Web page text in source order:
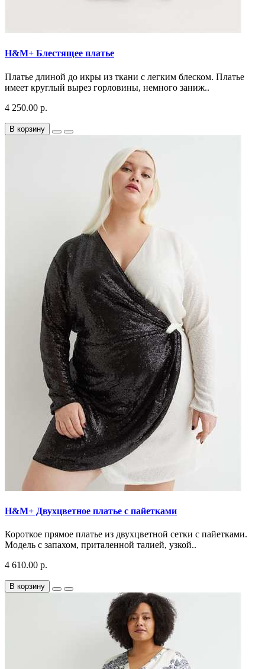
H&M+ Блестящее платье
Платье длиной до икры из ткани с легким блеском. Платье
имеет круглый вырез горловины, немного заниж..
4 250.00 р.
В корзину
H&M+ Двухцветное платье с пайетками
Короткое прямое платье из двухцветной сетки с пайетками.
Модель с запахом, приталенной талией, узкой..
4 610.00 р.
В корзину